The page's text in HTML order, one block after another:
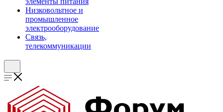
Низковольтное и
промышленное
электрооборудование
Связь,
телекоммуникации